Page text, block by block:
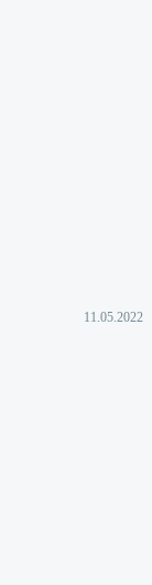
11.05.2022